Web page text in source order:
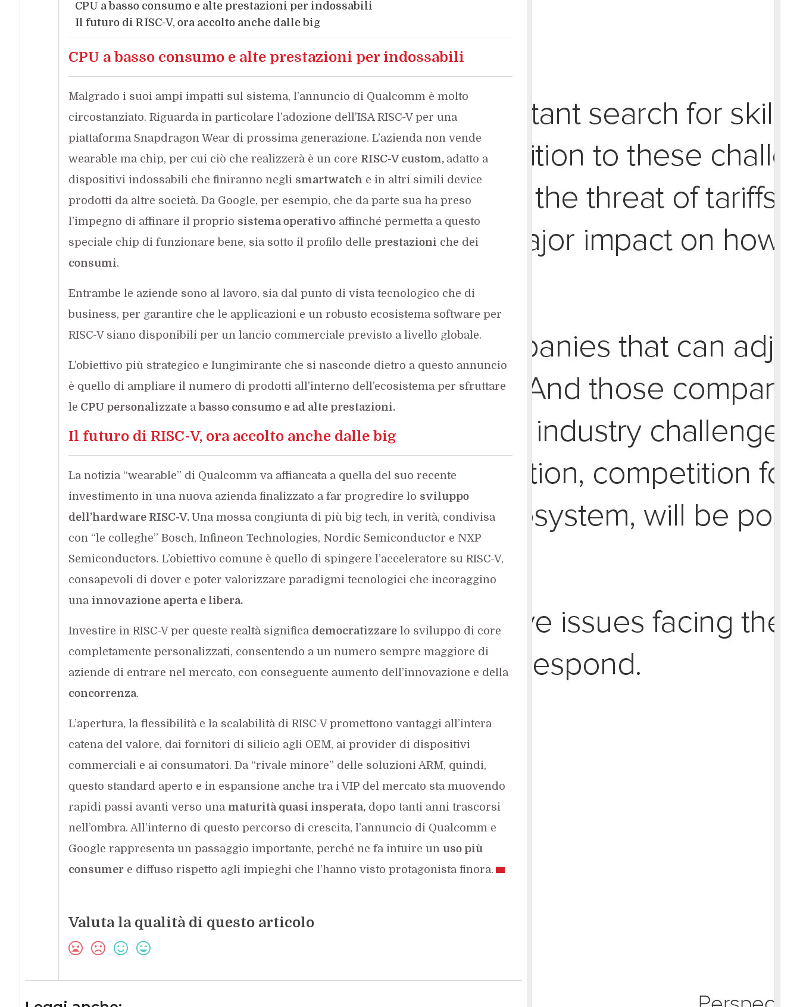
CPU a basso consumo e alte prestazioni per indossabili
Il futuro di RISC-V, ora accolto anche dalle big
CPU a basso consumo e alte prestazioni per indossabili
Malgrado i suoi ampi impatti sul sistema, l’annuncio di Qualcomm è molto
circostanziato. Riguarda in particolare l’adozione dell’ISA RISC-V per una
piattaforma Snapdragon Wear di prossima generazione. L’azienda non vende
wearable ma chip, per cui ciò che realizzerà è un core RISC-V custom, adatto a
dispositivi indossabili che finiranno negli smartwatch e in altri simili device
prodotti da altre società. Da Google, per esempio, che da parte sua ha preso
l’impegno di affinare il proprio sistema operativoaffinché permetta a questo
speciale chip di funzionare bene, sia sotto il profilo delle prestazioni che dei
consumi.
Entrambe le aziende sono al lavoro, sia dal punto di vista tecnologico che di
business, per garantire che le applicazioni e un robusto ecosistema software per
RISC-V siano disponibili per un lancio commerciale previsto a livello globale.
L’obiettivo più strategico e lungimirante che si nasconde dietro a questo annuncio
è quello di ampliare il numero di prodotti all’interno dell’ecosistema per sfruttare
le CPU personalizzateabasso consumo e ad alte prestazioni.
Il futuro di RISC-V, ora accolto anche dalle big
La notizia “wearable” di Qualcomm va affiancata a quella del suo recente
investimento in una nuova azienda finalizzato a far progredire lo sviluppo
dell’hardware RISC-V. Una mossa congiunta di più big tech, in verità, condivisa
con “le colleghe” Bosch, Infineon Technologies, Nordic Semiconductor e NXP
Semiconductors. L’obiettivo comune è quello di spingere l’acceleratore su RISC-V,
consapevoli di dover e poter valorizzare paradigmi tecnologici che incoraggino
una innovazione aperta e libera.
Investire in RISC-V per queste realtà significa democratizzarelo sviluppo di core
completamente personalizzati, consentendo a un numero sempre maggiore di
aziende di entrare nel mercato, con conseguente aumento dell’innovazione e della
concorrenza.
L’apertura, la flessibilità e la scalabilità di RISC-V promettono vantaggi all’intera
catena del valore, dai fornitori di silicio agli OEM, ai provider di dispositivi
commerciali e ai consumatori. Da “rivale minore” delle soluzioni ARM, quindi,
questo standard aperto e in espansione anche tra i VIP del mercato sta muovendo
rapidi passi avanti verso una maturità quasi insperata,dopo tanti anni trascorsi
nell’ombra. All’interno di questo percorso di crescita, l’annuncio di Qualcomm e
Google rappresenta un passaggio importante, perché ne fa intuire un uso più
consumere diffuso rispetto agli impieghi che l’hanno visto protagonista finora.
Valuta la qualità di questo articolo